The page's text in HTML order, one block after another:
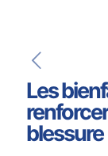
Les
blessure